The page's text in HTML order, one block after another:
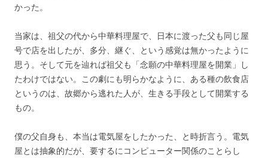
かった。
当家は、祖父の代から中華料理屋で、日本に渡った父も同じ屋
号で店を出したが、多分、継ぐ、という感覚は無かったように
思う。そして元を辿れば祖父も「念願の中華料理屋を開業」し
たわけではない。この劇にも明らかなように、ある種の飲食店
というのは、故郷から逃れた人が、生きる手段として開業する
もの。
僕の父自身も、本当は電気屋をしたかった、と時折言う。電気
屋とは抽象的だが、要するにコンピューター関係のことらし